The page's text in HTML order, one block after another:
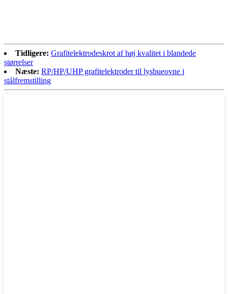
Tidligere: Grafitelektrodeskrot af høj kvalitet i blandede
størrelser
Næste: RP/HP/UHP grafitelektroder til lysbueovne i
stålfremstilling